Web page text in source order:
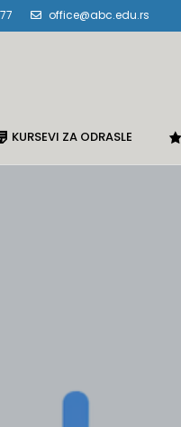
office@abc.edu.rs
KURSEVI ZA ODRASLE